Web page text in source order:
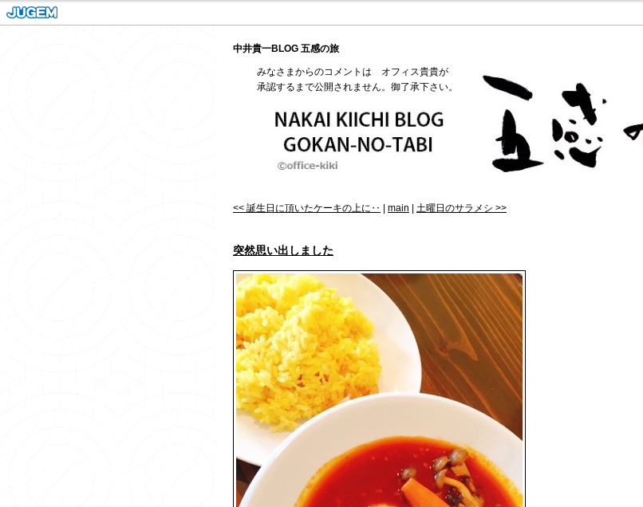
中井貴一BLOG 五感の旅
みなさまからのコメントは オフィス貴貴が
承認するまで公開されません。御了承下さい。
<< 誕生日に頂いたケーキの上に‥ main 土曜日のサラメシ >>
突然思い出しました